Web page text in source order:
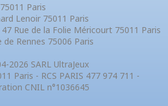
Paris
Lenoir 75011 Paris
Rue de la Folie Méricourt 75011 Paris
de Rennes 75006 Paris
2026 SARL UltraJeux
Paris - RCS PARIS 477 974 711 -
CNIL n°1036645